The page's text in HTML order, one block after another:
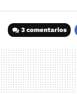
3 comentarios